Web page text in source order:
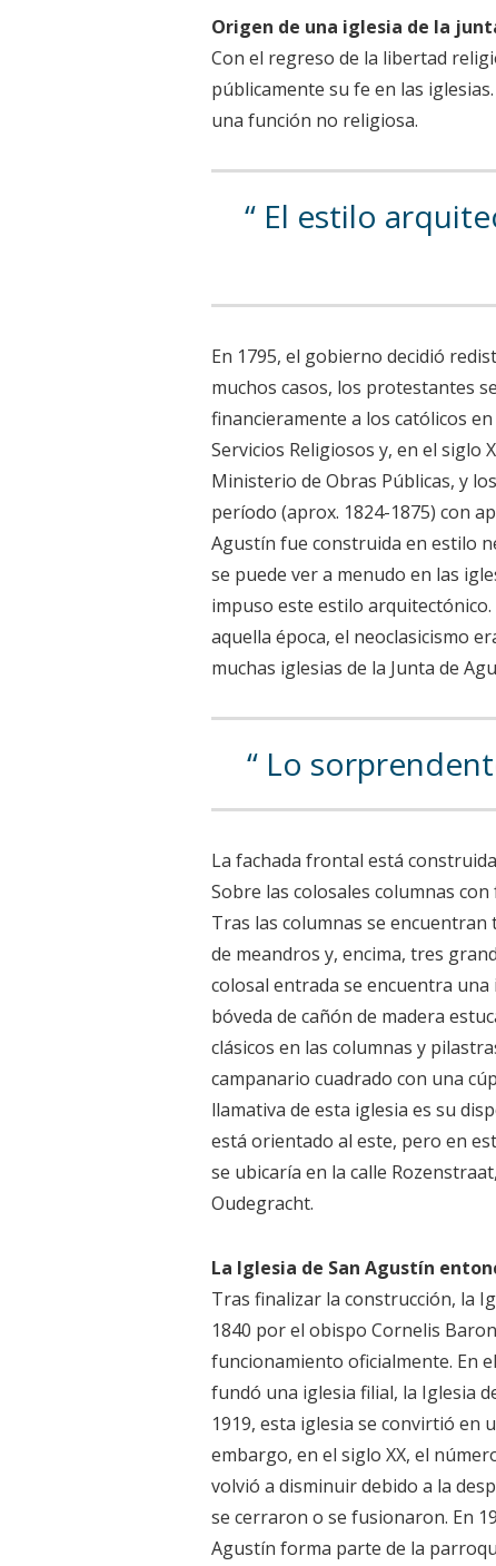
Origen de una iglesia de la
Con el regreso de la libertad
públicamente su fe en las
una función no religiosa.
El estilo
En 1795, el gobierno decidió
muchos casos, los protestantes
financieramente a los católicos
Servicios Religiosos y, en el siglo
Ministerio de Obras Públicas, y
período (aprox. 1824-1875) con
Agustín fue construida en estilo
se puede ver a menudo en las
impuso este estilo
aquella época, el neoclasicismo
muchas iglesias de la Junta de
Lo
La fachada frontal está
Sobre las colosales columnas
Tras las columnas se
de meandros y, encima, tres
colosal entrada se encuentra
bóveda de cañón de madera
clásicos en las columnas y
campanario cuadrado con una
llamativa de esta iglesia es su
está orientado al este, pero en
se ubicaría en la calle
Oudegracht.
La Iglesia de San Agustín
Tras finalizar la construcción, la
1840 por el obispo Cornelis
funcionamiento oficialmente. En
fundó una iglesia filial, la Iglesia
1919, esta iglesia se convirtió en
embargo, en el siglo XX, el
volvió a disminuir debido a la
se cerraron o se fusionaron. En
Agustín forma parte de la